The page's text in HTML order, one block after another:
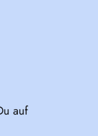
auf